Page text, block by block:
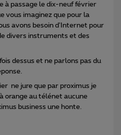
à passage le dix-neuf février
vous imaginez que pour la
avons besoin d'Internet pour
divers instruments et des
dessus et ne parlons pas du
ne jure que par proximus je
orange au télénet aucune
business une honte.